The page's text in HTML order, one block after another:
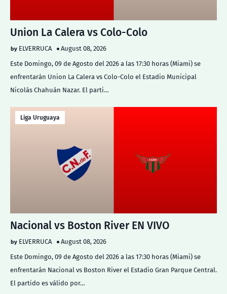
Union La Calera vs Colo-Colo
ELVERRUCA
August 08, 2026
Este Domingo, 09 de Agosto del 2026 a las 17:30 horas (Miami) se
enfrentarán Union La Calera vs Colo-Colo el Estadio Municipal
Nicolás Chahuán Nazar. El parti…
Liga Uruguaya
Nacional vs Boston River EN VIVO
ELVERRUCA
August 08, 2026
Este Domingo, 09 de Agosto del 2026 a las 17:30 horas (Miami) se
enfrentarán Nacional vs Boston River el Estadio Gran Parque Central.
El partido es válido por…